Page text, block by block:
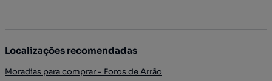
Localizações recomendadas
Moradias para comprar - Foros de Arrão